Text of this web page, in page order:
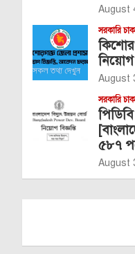
August
সরকারি
নিয়োগ
August
সরকারি
৫৮৭
August